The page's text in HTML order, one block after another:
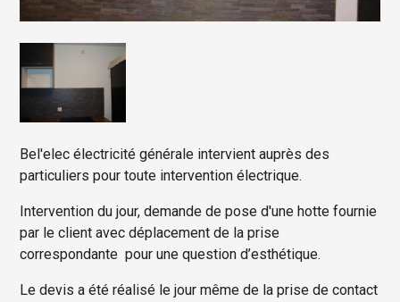
Bel'elec électricité générale intervient auprès des
particuliers pour toute intervention électrique.
Intervention du jour, demande de pose d'une hotte fournie
par le client avec déplacement de la prise
correspondante pour une question d’esthétique.
Le devis a été réalisé le jour même de la prise de contact